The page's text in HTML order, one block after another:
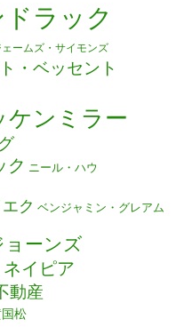
ラック
ェームズ・サイモンズ
・ベッセント
ケンミラー
ク ニール・ハウ
ク ベンジャミン・グレアム
ーンズ
イピア
動産
松